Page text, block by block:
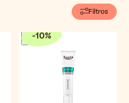
Filtros
-10%